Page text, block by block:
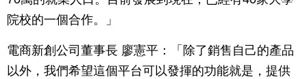
院校的一個合作。」
電商新創公司董事長 廖憲平：「除了銷售自己的產品
以外，我們希望這個平台可以發揮的功能就是，提供